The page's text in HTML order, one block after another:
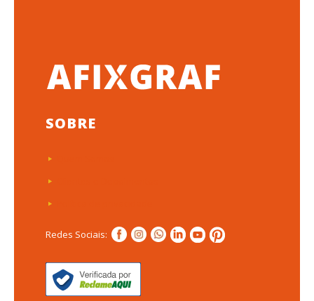
SOBRE
Redes Sociais: